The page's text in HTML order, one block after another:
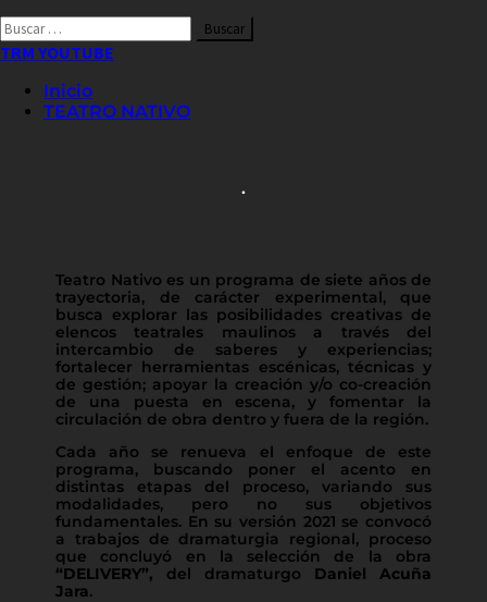
Buscar
por:
TRM YOUTUBE
Inicio
TEATRO NATIVO
.
Teatro Nativo es un programa de siete años de
trayectoria, de carácter experimental, que
busca explorar las posibilidades creativas de
elencos teatrales maulinos a través del
intercambio de saberes y experiencias;
fortalecer herramientas escénicas, técnicas y
de gestión; apoyar la creación y/o co-creación
de una puesta en escena, y fomentar la
circulación de obra dentro y fuera de la región.
Cada año se renueva el enfoque de este
programa, buscando poner el acento en
distintas etapas del proceso, variando sus
modalidades, pero no sus objetivos
fundamentales. En su versión 2021 se convocó
a trabajos de dramaturgia regional, proceso
que concluyó en la selección de la obra
“DELIVERY”, del dramaturgo Daniel Acuña
Jara.